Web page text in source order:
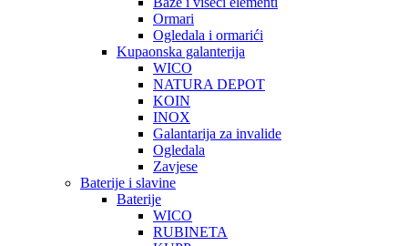
Ormari
Ogledala i ormarići
Kupaonska galanterija
WICO
NATURA DEPOT
KOIN
INOX
Galantarija za invalide
Ogledala
Zavjese
Baterije i slavine
Baterije
WICO
RUBINETA